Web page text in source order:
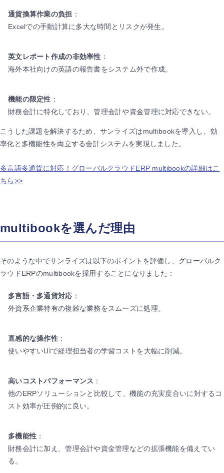
通貨換算作業の負担 ：
Excelでの手動計算に多大な時間とリスクが発生。
英文レポート作成の非効率性 ：
海外本社向けの英語の報告書をシステム外で作成。
機能の限定性 ：
財務会計に特化しており、管理会計や資金管理に対応できない。
こうした課題を解決するため、サンライズはmultibookを導入し、効
率化と多機能性を両立する会計システムを実現しました。
多言語多通貨に対応！グローバルクラウドERP multibookの詳細はこ
ちら>>
multibookを選んだ理由
そのような中でサンライズは以下のポイントを評価し、グローバルク
ラウドERPのmultibookを採用することになりました：
多言語・多通貨対応 ：
外資系企業特有の複雑な業務をスムーズに処理。
直感的な操作性：
使いやすいUIで経理担当者の学習コストを大幅に削減。
高いコストパフォーマンス ：
他のERPソリューションと比較して、機能の充実度合いに対するコ
スト効率が圧倒的に良い。
多機能性 ：
財務会計に加え、管理会計や資金管理などの拡張機能を備えてい
る。